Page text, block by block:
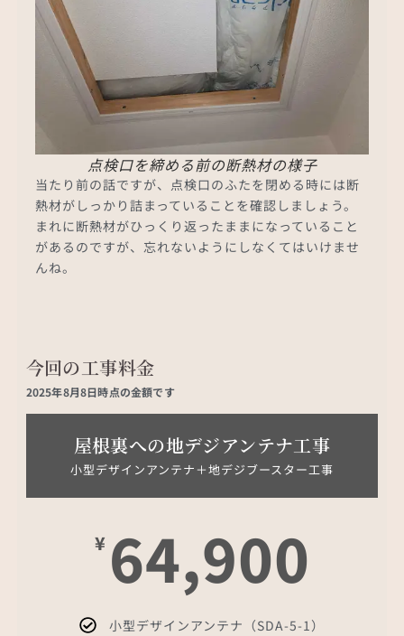
点検口を締める前の断熱材の様子
当たり前の話ですが、点検口のふたを閉める時には断
熱材がしっかり詰まっていることを確認しましょう。
まれに断熱材がひっくり返ったままになっていること
があるのですが、忘れないようにしなくてはいけませ
んね。
今回の工事料金
2025年8月8日時点の金額です
屋根裏への地デジアンテナ工事
小型デザインアンテナ＋地デジブースター工事
¥ 64,900
小型デザインアンテナ（SDA-5-1）